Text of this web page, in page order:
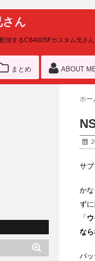
さん
信するCB400SFカスタム兄さ
まとめ ABOUT
ホー
サ
か
ず
「
な
バ